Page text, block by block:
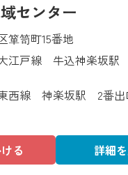
センター
箪笥町15番地
江戸線 牛込神楽坂
西線 神楽坂駅 2番
る 詳細